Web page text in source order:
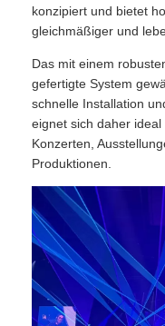
Zu Hause
Produkte
Videos
konzipiert und bietet
gleichmäßiger und
Das mit einem
gefertigte System
schnelle Installation
eignet sich daher
Konzerten,
Produktionen.